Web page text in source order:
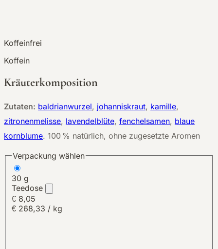
Koffeinfrei
Koffein
Kräuterkomposition
Zutaten: baldrianwurzel, johanniskraut, kamille,
zitronenmelisse, lavendelblüte, fenchelsamen, blaue
kornblume. 100 % natürlich, ohne zugesetzte Aromen
Verpackung wählen
30 g
Teedose
€ 8,05
€ 268,33 / kg